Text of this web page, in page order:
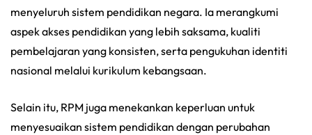
menyeluruh sistem pendidikan negara. Ia merangkumi
aspek akses pendidikan yang lebih saksama, kualiti
pembelajaran yang konsisten, serta pengukuhan identiti
nasional melalui kurikulum kebangsaan.
Selain itu, RPM juga menekankan keperluan untuk
menyesuaikan sistem pendidikan dengan perubahan